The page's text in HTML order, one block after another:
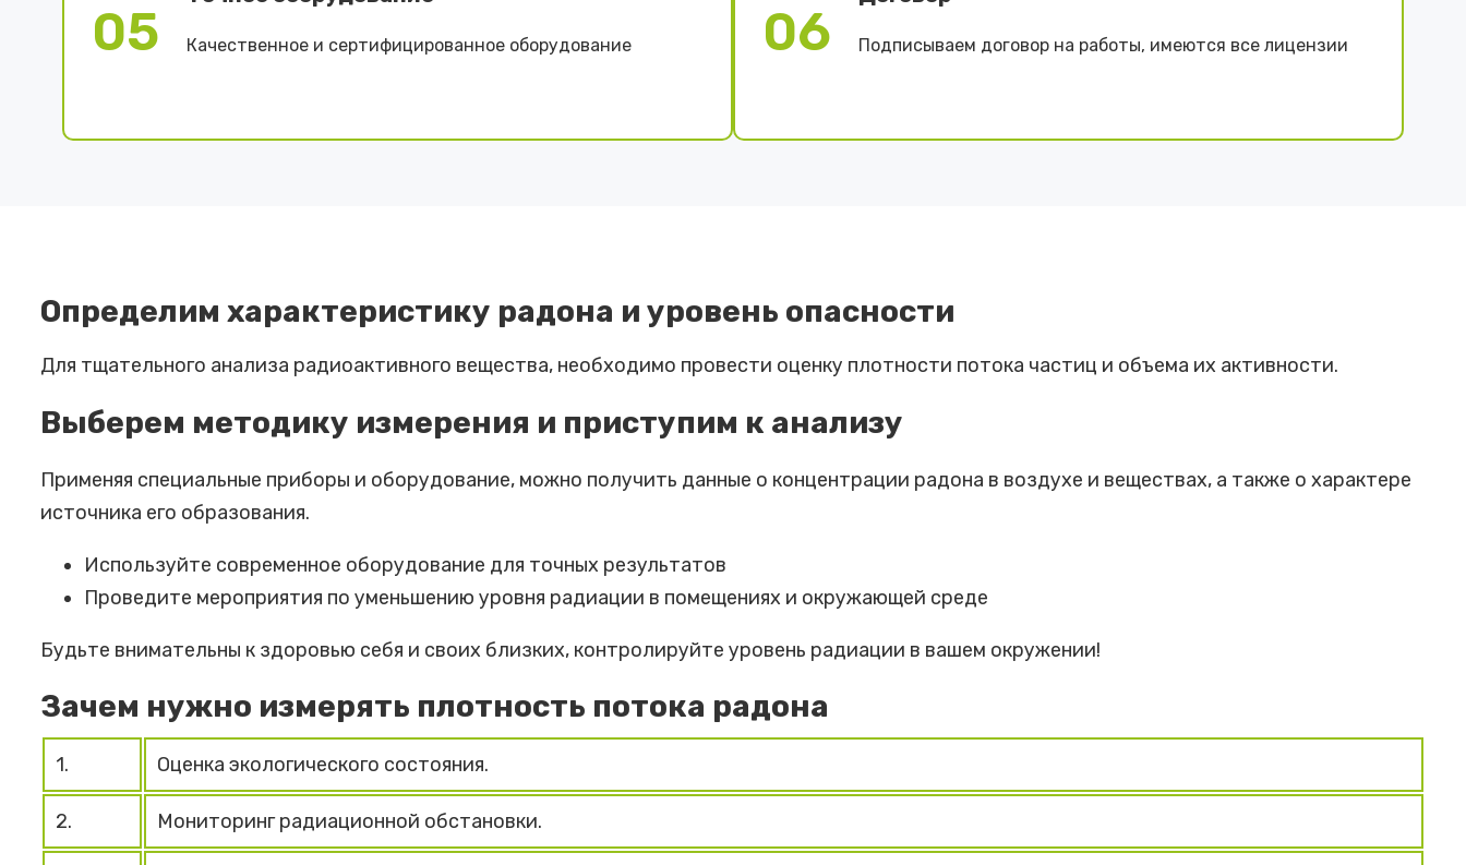
05 Качественное и сертифицированное оборудование 06 Подписываем договор на работы, имеются все лицензии
Определим характеристику радона и уровень опасности
Для тщательного анализа радиоактивного вещества, необходимо провести оценку плотности потока частиц и объема их активности.
Выберем методику измерения и приступим к анализу
Применяя специальные приборы и оборудование, можно получить данные о концентрации радона в воздухе и веществах, а также о характере
источника его образования.
Используйте современное оборудование для точных результатов
Проведите мероприятия по уменьшению уровня радиации в помещениях и окружающей среде
Будьте внимательны к здоровью себя и своих близких, контролируйте уровень радиации в вашем окружении!
Зачем нужно измерять плотность потока радона
1. Оценка экологического состояния.
2. Мониторинг радиационной обстановки.